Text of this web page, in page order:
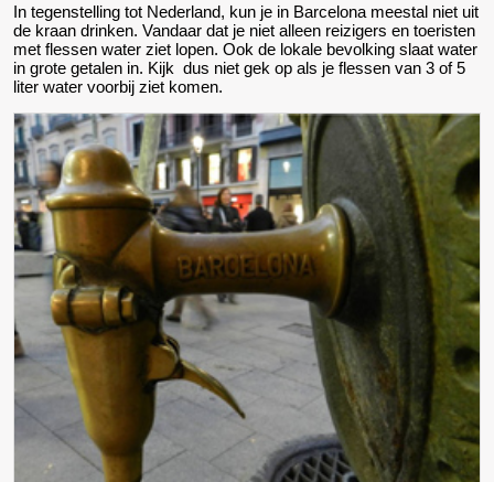
In tegenstelling tot Nederland, kun je in Barcelona meestal niet uit
de kraan drinken. Vandaar dat je niet alleen reizigers en toeristen
met flessen water ziet lopen. Ook de lokale bevolking slaat water
in grote getalen in. Kijk dus niet gek op als je flessen van 3 of 5
liter water voorbij ziet komen.